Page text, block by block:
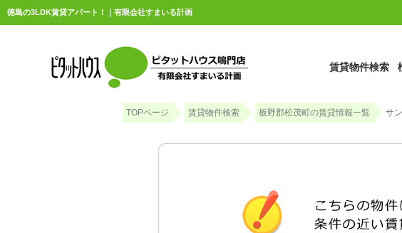
徳島の3LDK賃貸アパート！｜有限会社すまいる計画
賃貸物件検索
TOPページ 賃貸物件検索 板野郡松茂町の賃貸情報一覧 サ